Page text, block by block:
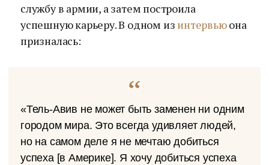
службу в армии, а затем построила
успешную карьеру. В одном из интервьюона
призналась:
«Тель-Авив не может быть заменен ни одним
городом мира. Это всегда удивляет людей,
но на самом деле я не мечтаю добиться
успеха [в Америке]. Я хочу добиться успеха